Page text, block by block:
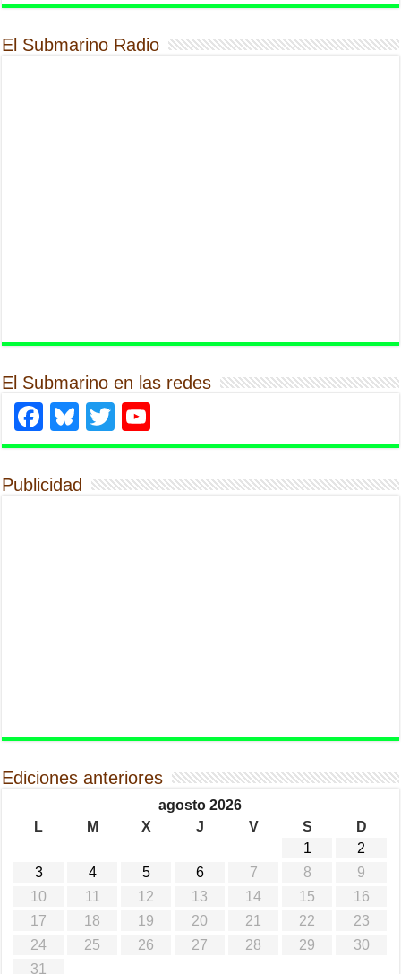
El Submarino Radio
El Submarino en las redes
Facebook
Bluesky
Twitter
Publicidad
Ediciones anteriores
agosto 2026
L
M X J V S
D
1
2
3
4 5 6 7 8
9
10
11 12 13 14 15
16
17
18 19 20 21 22
23
24
25 26 27 28 29
30
31